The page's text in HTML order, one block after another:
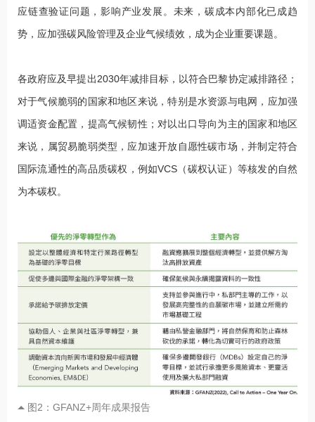
应链查验证问题，影响产业发展。未来，碳成本内部化已成趋
势，应加强碳风险管理及企业气候绩效，成为企业重要课题。
各政府应及早提出2030年减排目标，以符合巴黎协定减排路径；
对于气候脆弱的国家和地区来说，特别是水资源与电网，应加强
调适资金配置，提高气候韧性；对以出口导向为主的国家和地区
来说，属贸易脆弱类型，应加速开放自愿性碳市场，并制定符合
国际流通性的高品质碳权，例如VCS（碳权认证）等核发的自然
为本碳权。
图2：GFANZ+周年成果报告